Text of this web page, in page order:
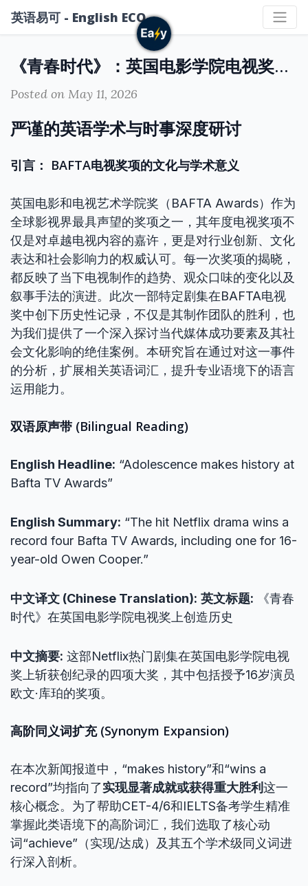
英语易可 - English ECO
《青春时代》：英国电影学院电视奖的里程碑式胜利及其深层学术解读
Posted on May 11, 2026
严谨的英语学术与时事深度研讨
引言： BAFTA电视奖项的文化与学术意义
英国电影和电视艺术学院奖（BAFTA Awards）作为
全球影视界最具声望的奖项之一，其年度电视奖项不
仅是对卓越电视内容的嘉许，更是对行业创新、文化
表达和社会影响力的权威认可。每一次奖项的揭晓，
都反映了当下电视制作的趋势、观众口味的变化以及
叙事手法的演进。此次一部特定剧集在BAFTA电视
奖中创下历史性记录，不仅是其制作团队的胜利，也
为我们提供了一个深入探讨当代媒体成功要素及其社
会文化影响的绝佳案例。本研究旨在通过对这一事件
的分析，扩展相关英语词汇，提升专业语境下的语言
运用能力。
双语原声带 (Bilingual Reading)
English Headline: “Adolescence makes history at
Bafta TV Awards”
English Summary: “The hit Netflix drama wins a
record four Bafta TV Awards, including one for 16-
year-old Owen Cooper.”
中文译文 (Chinese Translation): 英文标题: 《青春
时代》在英国电影学院电视奖上创造历史
中文摘要: 这部Netflix热门剧集在英国电影学院电视
奖上斩获创纪录的四项大奖，其中包括授予16岁演员
欧文·库珀的奖项。
高阶同义词扩充 (Synonym Expansion)
在本次新闻报道中，“makes history”和“wins a
record”均指向了实现显著成就或获得重大胜利这一
核心概念。为了帮助CET-4/6和IELTS备考学生精准
掌握此类语境下的高阶词汇，我们选取了核心动
词“achieve”（实现/达成）及其五个学术级同义词进
行深入剖析。